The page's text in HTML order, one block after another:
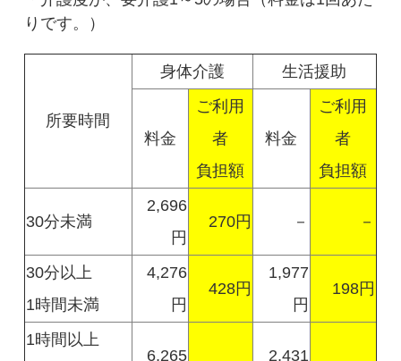
りです。）
所要時間
身体介護 生活援助
料金
ご利用
者
負担額
料金
ご利用
者
負担額
30分未満
2,696
円
270円 － －
30分以上
1時間未満
4,276
円
428円
1,977
円
198円
1時間以上
6,265
2,431